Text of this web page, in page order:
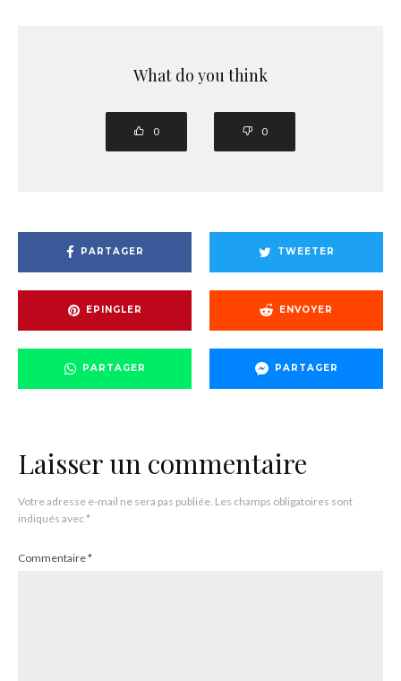
What do you think
0 0
PARTAGER TWEETER
EPINGLER ENVOYER
PARTAGER PARTAGER
Laisser un commentaire
Votre adresse e-mail ne sera pas publiée. Les champs obligatoires sont
indiqués avec*
Commentaire*